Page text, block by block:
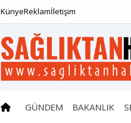
KünyeReklamİletişim
GÜNDEM BAKANLIK